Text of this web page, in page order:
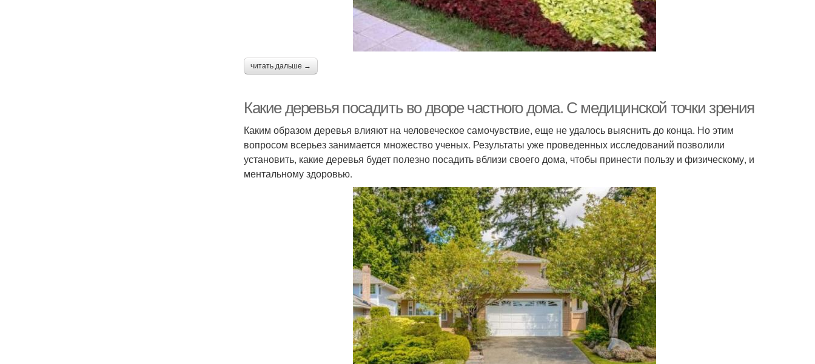
читать дальше →
Какие деревья посадить во дворе частного дома. С медицинской точки зрения
Каким образом деревья влияют на человеческое самочувствие, еще не удалось выяснить до конца. Но этим
вопросом всерьез занимается множество ученых. Результаты уже проведенных исследований позволили
установить, какие деревья будет полезно посадить вблизи своего дома, чтобы принести пользу и физическому, и
ментальному здоровью.